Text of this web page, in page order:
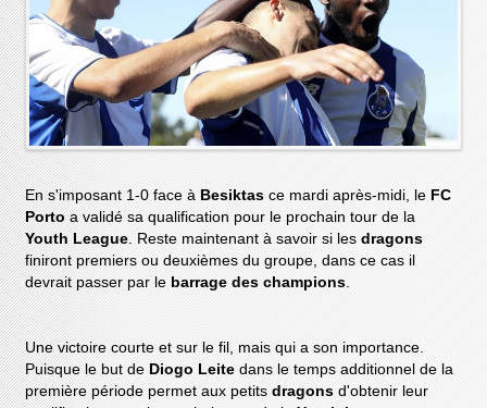
En s'imposant 1-0 face à Besiktasce mardi après-midi, le FC
Portoa validé sa qualification pour le prochain tour de la
Youth League. Reste maintenant à savoir si lesdragons
finiront premiers ou deuxièmes du groupe, dans ce cas il
devrait passer par le barrage des champions.
Une victoire courte et sur le fil, mais qui a son importance.
Puisque le but de Diogo Leite dans le temps additionnel de la
première période permet aux petitsdragonsd'obtenir leur